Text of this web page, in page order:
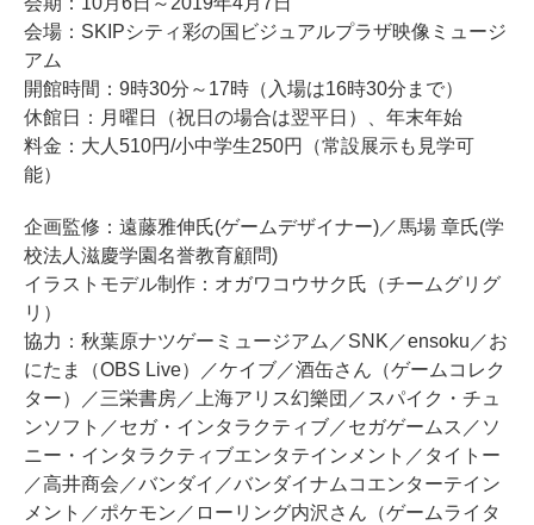
会場：SKIPシティ彩の国ビジュアルプラザ映像ミュージ
アム
開館時間：9時30分～17時（入場は16時30分まで）
休館日：月曜日（祝日の場合は翌平日）、年末年始
料金：大人510円/小中学生250円（常設展示も見学可
能）
企画監修：遠藤雅伸氏(ゲームデザイナー)／馬場 章氏(学
校法人滋慶学園名誉教育顧問)
イラストモデル制作：オガワコウサク氏（チームグリグ
リ）
協力：秋葉原ナツゲーミュージアム／SNK／ensoku／お
にたま（OBS Live）／ケイブ／酒缶さん（ゲームコレク
ター）／三栄書房／上海アリス幻樂団／スパイク・チュ
ンソフト／セガ・インタラクティブ／セガゲームス／ソ
ニー・インタラクティブエンタテインメント／タイトー
／高井商会／バンダイ／バンダイナムコエンターテイン
メント／ポケモン／ローリング内沢さん（ゲームライタ